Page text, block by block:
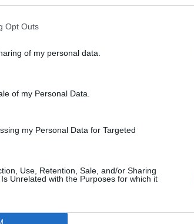
Opt Outs
of my personal data.
of my Personal Data.
my Personal Data for Targeted
Use, Retention, Sale, and/or Sharing
Unrelated with the Purposes for which it